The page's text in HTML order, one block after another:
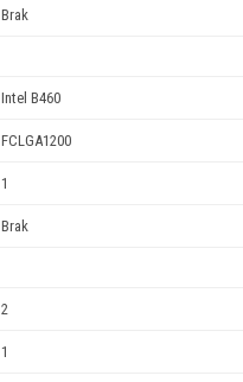
Brak
Intel B460
FCLGA1200
1
Brak
2
1